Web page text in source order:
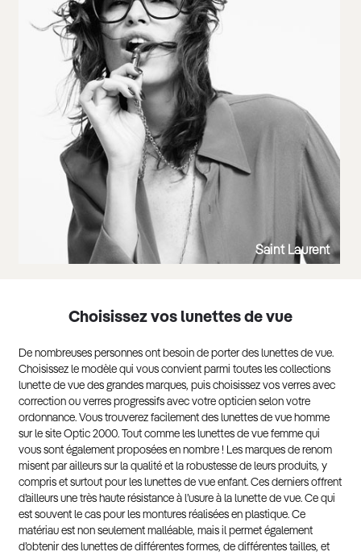
Saint Laurent
Choisissez vos lunettes de vue
De nombreuses personnes ont besoin de porter des lunettes de vue.
Choisissez le modèle qui vous convient parmi toutes les collections
lunette de vue des grandes marques, puis choisissez vos verres avec
correction ou verres progressifs avec votre opticien selon votre
ordonnance. Vous trouverez facilement des lunettes de vue homme
sur le site Optic 2000. Tout comme les lunettes de vue femme qui
vous sont également proposées en nombre ! Les marques de renom
misent par ailleurs sur la qualité et la robustesse de leurs produits, y
compris et surtout pour les lunettes de vue enfant. Ces derniers offrent
d’ailleurs une très haute résistance à l’usure à la lunette de vue. Ce qui
est souvent le cas pour les montures réalisées en plastique. Ce
matériau est non seulement malléable, mais il permet également
d’obtenir des lunettes de différentes formes, de différentes tailles, et